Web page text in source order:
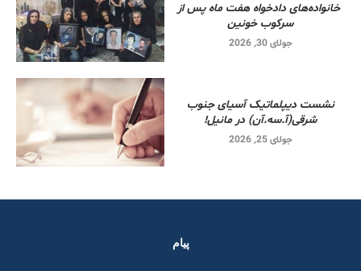
خانواده‌های دادخواه هفت ماه پس از
سرکوب خونین
جولای 30, 2026
نشست دیپلماتیک آسیای جنوب
شرقی‌(آ.سه.آن) در مانیل!
جولای 25, 2026
پیام